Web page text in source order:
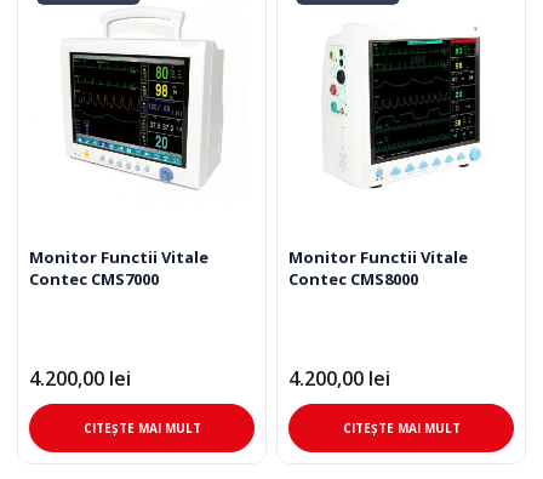
Monitor Functii Vitale
Contec CMS7000
4.200,00 lei
CITEȘTE MAI MULT
Monitor Functii Vitale
Contec CMS8000
4.200,00 lei
CITEȘTE MAI MULT